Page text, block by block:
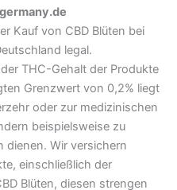
Kauf von CBD Blüten bei
legal.
THC-Gehalt der Produkte
Grenzwert von 0,2% liegt
oder zur medizinischen
beispielsweise zu
dienen. Wir versichern
einschließlich der
Blüten, diesen strengen